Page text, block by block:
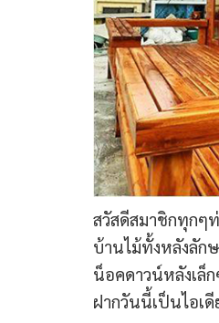
สวัสดีสมาชิกทุกๆ
บ้านไม้ทั้งหลังลัก
น็อคดาวน์หลังเล็
ฝากวันนี้เป็นไอเ